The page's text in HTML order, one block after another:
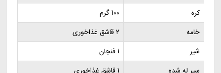
کره
100 گرم
خامه
2 قاشق غذاخوری
شیر
1 فنجان
سیر له شده
1 قاشق غذاخوری